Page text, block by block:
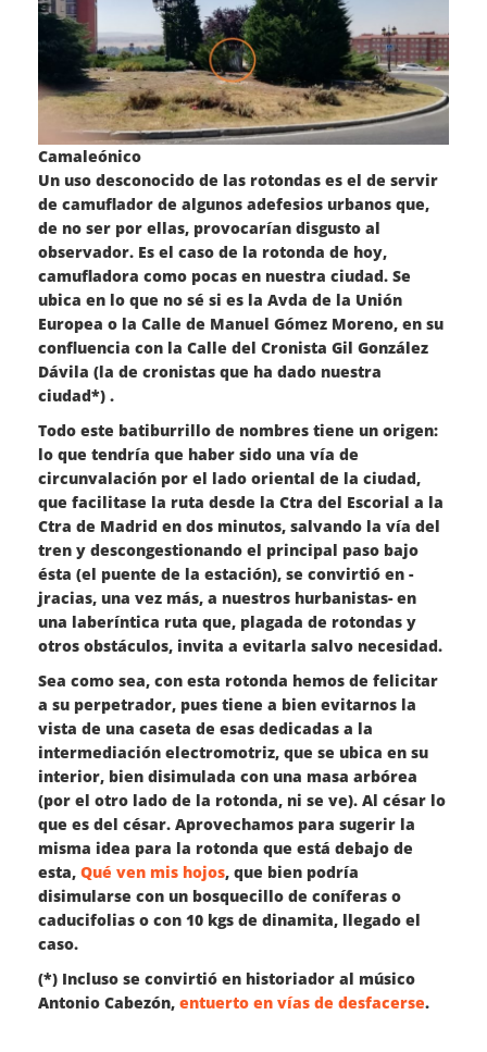
Camaleónico
Un uso desconocido de las rotondas es el de servir
de camuflador de algunos adefesios urbanos que,
de no ser por ellas, provocarían disgusto al
observador. Es el caso de la rotonda de hoy,
camufladora como pocas en nuestra ciudad. Se
ubica en lo que no sé si es la Avda de la Unión
Europea o la Calle de Manuel Gómez Moreno, en su
confluencia con la Calle del Cronista Gil González
Dávila (la de cronistas que ha dado nuestra
ciudad*) .
Todo este batiburrillo de nombres tiene un origen:
lo que tendría que haber sido una vía de
circunvalación por el lado oriental de la ciudad,
que facilitase la ruta desde la Ctra del Escorial a la
Ctra de Madrid en dos minutos, salvando la vía del
tren y descongestionando el principal paso bajo
ésta (el puente de la estación), se convirtió en -
jracias, una vez más, a nuestros hurbanistas- en
una laberíntica ruta que, plagada de rotondas y
otros obstáculos, invita a evitarla salvo necesidad.
Sea como sea, con esta rotonda hemos de felicitar
a su perpetrador, pues tiene a bien evitarnos la
vista de una caseta de esas dedicadas a la
intermediación electromotriz, que se ubica en su
interior, bien disimulada con una masa arbórea
(por el otro lado de la rotonda, ni se ve). Al césar lo
que es del césar. Aprovechamos para sugerir la
misma idea para la rotonda que está debajo de
esta, Qué ven mis hojos, que bien podría
disimularse con un bosquecillo de coníferas o
caducifolias o con 10 kgs de dinamita, llegado el
caso.
(*) Incluso se convirtió en historiador al músico
Antonio Cabezón, entuerto en vías de desfacerse.